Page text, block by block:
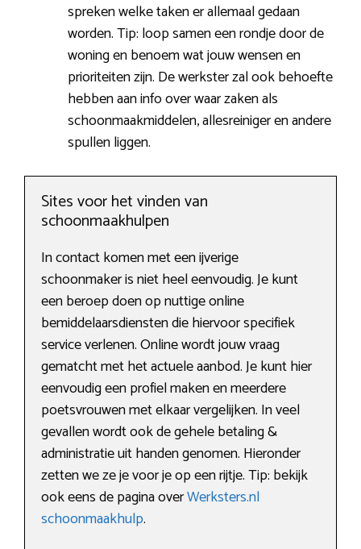
spreken welke taken er allemaal gedaan
worden. Tip: loop samen een rondje door de
woning en benoem wat jouw wensen en
prioriteiten zijn. De werkster zal ook behoefte
hebben aan info over waar zaken als
schoonmaakmiddelen, allesreiniger en andere
spullen liggen.
Sites voor het vinden van
schoonmaakhulpen
In contact komen met een ijverige
schoonmaker is niet heel eenvoudig. Je kunt
een beroep doen op nuttige online
bemiddelaarsdiensten die hiervoor specifiek
service verlenen. Online wordt jouw vraag
gematcht met het actuele aanbod. Je kunt hier
eenvoudig een profiel maken en meerdere
poetsvrouwen met elkaar vergelijken. In veel
gevallen wordt ook de gehele betaling &
administratie uit handen genomen. Hieronder
zetten we ze je voor je op een rijtje. Tip: bekijk
ook eens de pagina overWerksters.nl
schoonmaakhulp.